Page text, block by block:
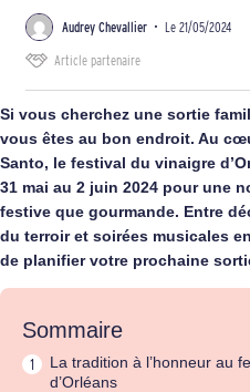
Audrey Chevallier • Le 21/05/2024
Article partenaire
Si vous cherchez une sortie
vous êtes au bon endroit. Au
Santo, le festival du vinaigre
31 mai au 2 juin 2024 pour une
festive que gourmande. Entre
du terroir et soirées musicales
de planifier votre prochaine
Sommaire
La tradition à l’honneur au
d’Orléans